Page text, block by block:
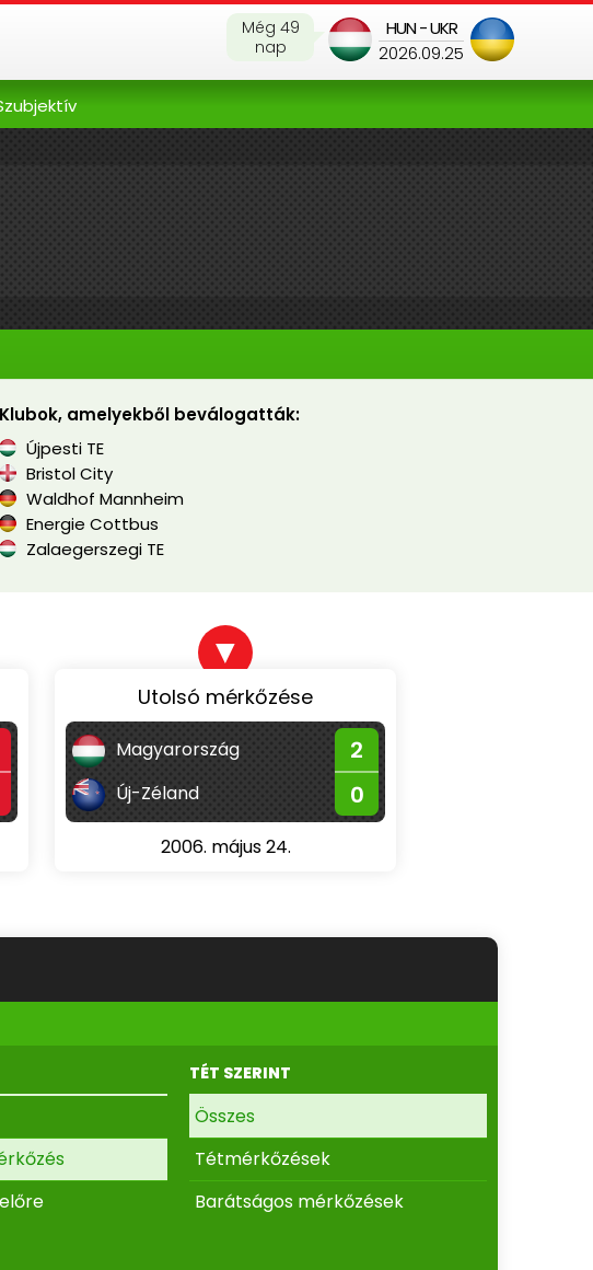
HUN - UKR
2026.09.25
Még 49
nap
Klubok, amelyekből beválogatták:
Újpesti TE
Bristol City
Waldhof Mannheim
Energie Cottbus
Zalaegerszegi TE
▼
Utolsó mérkőzése
Magyarország 2
Új-Zéland 0
2006. május 24.
TÉT SZERINT
Összes
Tétmérkőzések
Barátságos mérkőzések